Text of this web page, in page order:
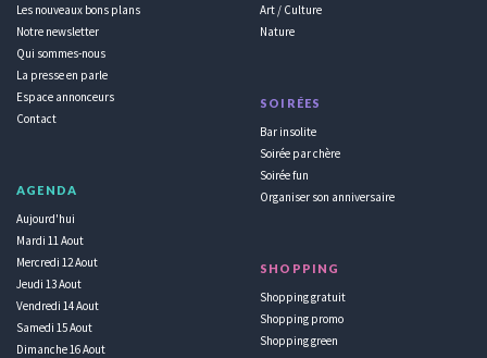
Les nouveaux bons plans
Notre newsletter
Qui sommes-nous
La presse en parle
Espace annonceurs
Contact
AGENDA
Aujourd'hui
Mardi 11 Aout
Mercredi 12 Aout
Jeudi 13 Aout
Vendredi 14 Aout
Samedi 15 Aout
Dimanche 16 Aout
Art / Culture
Nature
SOIRÉES
Bar insolite
Soirée par chère
Soirée fun
Organiser son anniversaire
SHOPPING
Shopping gratuit
Shopping promo
Shopping green